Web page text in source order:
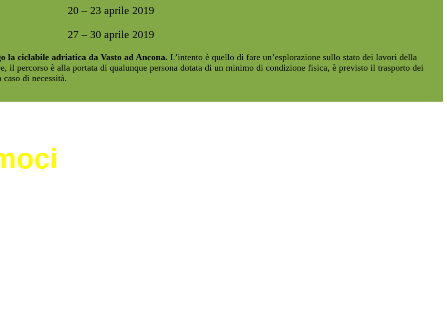
20 – 23 aprile 2019
27 – 30 aprile 2019
la ciclabile adriatica da Vasto ad Ancona. L’intento è quello di fare un’esplorazione sullo stato dei lavori della
il percorso è alla portata di qualunque persona dotata di un minimo di condizione fisica, è previsto il trasporto dei
di necessità.